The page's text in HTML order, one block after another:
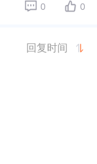
0 0
回复时间